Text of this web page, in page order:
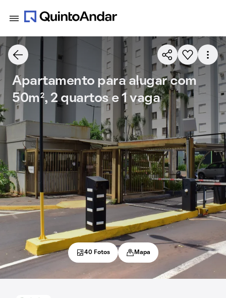
Apartamento para alugar com
50m², 2 quartos e 1 vaga
40 Fotos Mapa